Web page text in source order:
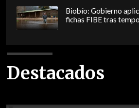
Biobío: Gobierno
fichas FIBE tras
Destacados